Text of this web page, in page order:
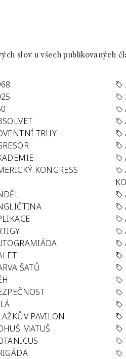
slov u všech publikovaných
TRHY
KONGRESS
ŠATŮ
PAVILON
MATUŠ